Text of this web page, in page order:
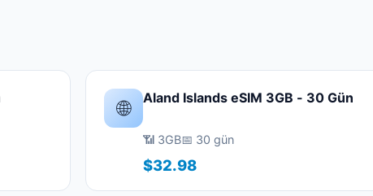
🌐 Aland Islands eSIM 3GB - 30 Gün
📶 3GB📅 30 gün
$32.98